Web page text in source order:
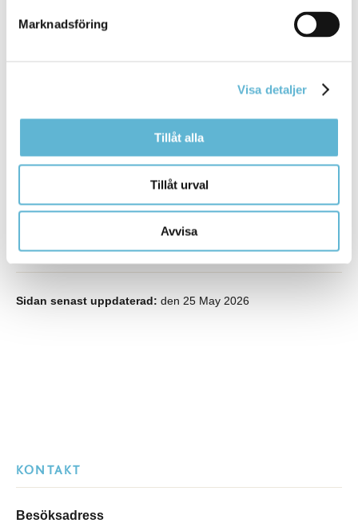
Marknadsföring
Visa detaljer
Tillåt alla
Tillåt urval
Avvisa
Kontakt
Bromölla turistinformation
Box 18, 291 25 Bromölla
Sidan senast uppdaterad: den 25 May 2026
KONTAKT
Besöksadress